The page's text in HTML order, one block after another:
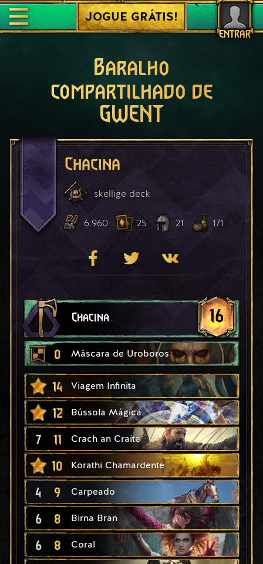
ENTRAR
JOGUE GRÁTIS!
Baralho
compartilhado de
GWENT
Chacina
skellige deck
6.960 25 21 171
Chacina 16
0 Máscara de Uroboros
14 Viagem Infinita
12 Bússola Mágica
7 11 Crach an Craite
10 Korathi Chamardente
4 9 Carpeado
6 8 Birna Bran
6 8 Coral